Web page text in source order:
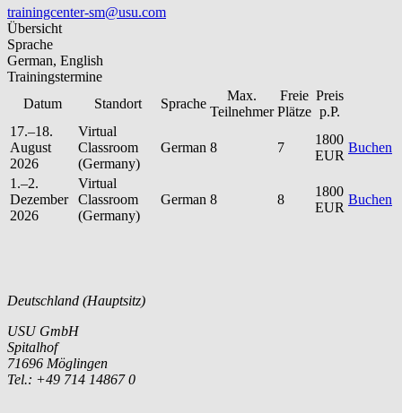
trainingcenter-sm@usu.com
Übersicht
Sprache
German, English
Trainingstermine
Datum
Standort Sprache
Max.
Teilnehmer
Freie
Plätze
Preis
p.P.
17.–18.
August
2026
Virtual
Classroom
(Germany)
German 8 7
1800
EUR
Buchen
1.–2.
Dezember
2026
Virtual
Classroom
(Germany)
German 8 8
1800
EUR
Buchen
Deutschland (Hauptsitz)
USU GmbH
Spitalhof
71696 Möglingen
Tel.: +49 714 14867 0